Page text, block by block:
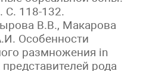
С. 118-132.
В.В., Макарова
Особенности
размножения in
рода